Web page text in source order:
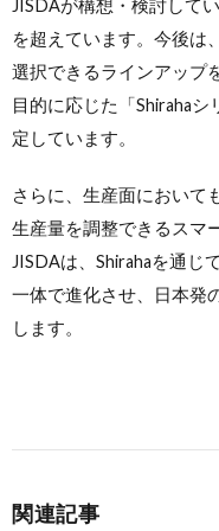
JISDAが構想・検討して
を超えています。今後は
選択できるラインアップ
目的に応じた「Shiraha
定しています。
さらに、生産面において
生産量を調整できるスマ
JISDAは、Shirahaを通じ
一体で進化させ、日本発
します。
関連記事